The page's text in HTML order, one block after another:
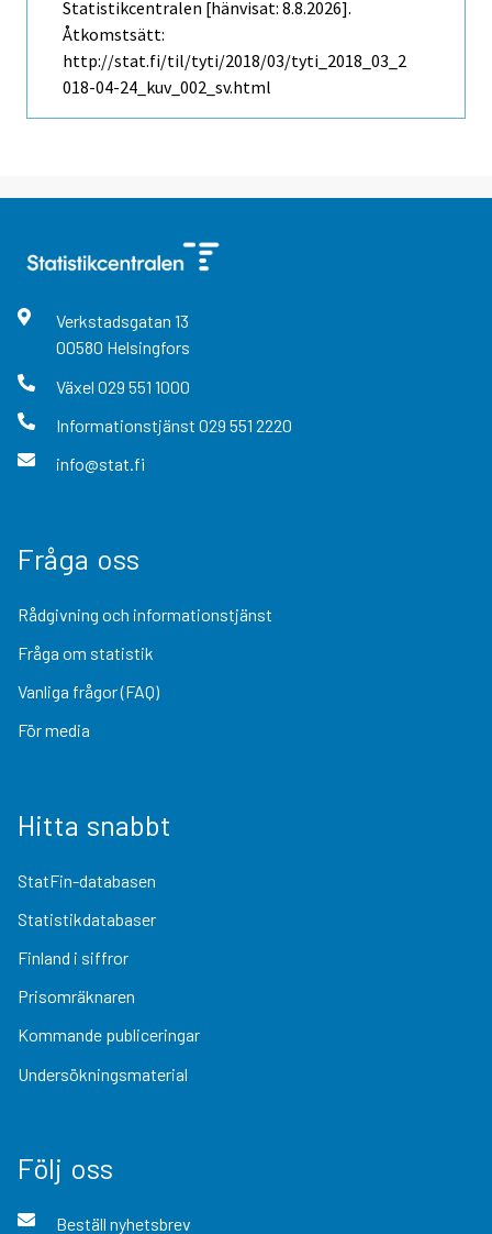
Statistikcentralen [hänvisat: 8.8.2026].
Åtkomstsätt:
http://stat.fi/til/tyti/2018/03/tyti_2018_03_2
018-04-24_kuv_002_sv.html
Verkstadsgatan 13
00580 Helsingfors
Växel 029 551 1000
Informationstjänst 029 551 2220
info@stat.fi
Fråga oss
Rådgivning och informationstjänst
Fråga om statistik
Vanliga frågor (FAQ)
För media
Hitta snabbt
StatFin-databasen
Statistikdatabaser
Finland i siffror
Prisomräknaren
Kommande publiceringar
Undersökningsmaterial
Följ oss
Beställ nyhetsbrev